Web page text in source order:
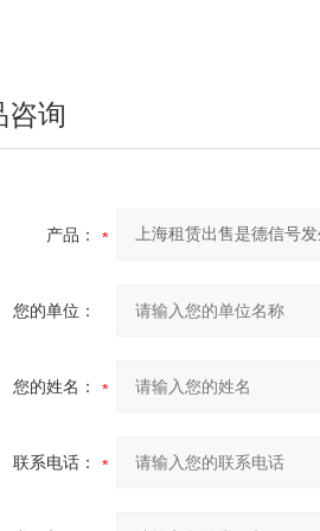
咨询
产品：
您的单位：
您的姓名：
联系电话：